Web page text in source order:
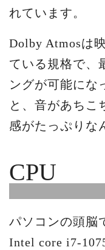
れています。
Dolby Atmosは
ている規格で、
ングが可能にな
と、音があちこ
感がたっぷりな
CPU
パソコンの頭脳
Intel core i7-